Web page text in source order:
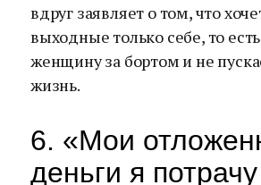
вдруг заявляет о том, что
выходные только себе, то
женщину за бортом и не
жизнь.
6. «Мои
деньги я